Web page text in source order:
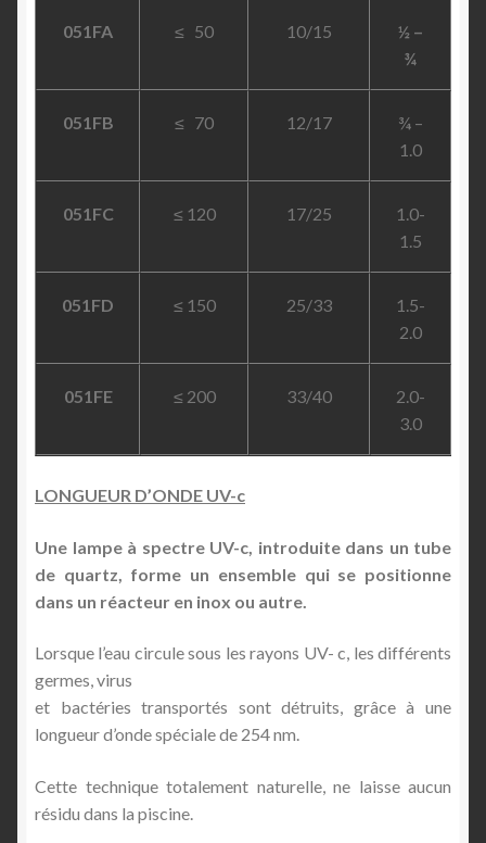
051FA ≤ 50 10/15
½ –
¾
051FB ≤ 70 12/17
¾ –
1.0
051FC ≤ 120 17/25
1.0-
1.5
051FD ≤ 150 25/33
1.5-
2.0
051FE ≤ 200 33/40
2.0-
3.0
LONGUEUR D’ONDE UV-c
Une lampe à spectre UV-c, introduite dans un tube
de quartz, forme un ensemble qui se positionne
dans un réacteur en inox ou autre.
Lorsque l’eau circule sous les rayons UV- c, les différents
germes, virus
et bactéries transportés sont détruits, grâce à une
longueur d’onde spéciale de 254 nm.
Cette technique totalement naturelle, ne laisse aucun
résidu dans la piscine.